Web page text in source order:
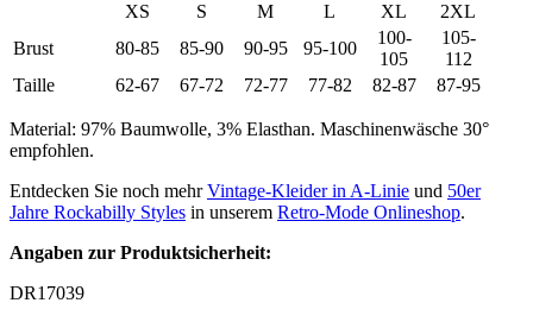
XS
S M L XL
2XL
Brust
80-85 85-90 90-95 95-100
100-
105
105-
112
Taille
62-67 67-72 72-77 77-82 82-87 87-95
Material: 97% Baumwolle, 3% Elasthan. Maschinenwäsche 30°
empfohlen.
Entdecken Sie noch mehrVintage-Kleider in A-Linie und 50er
Jahre Rockabilly Styles in unserem Retro-Mode Onlineshop.
Angaben zur Produktsicherheit:
DR17039